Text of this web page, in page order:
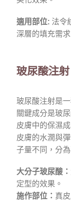
適用部位: 法令
深層的填充需求
玻尿酸注
玻尿酸注射是
關鍵成分是玻
皮膚中的保濕
皮膚的水潤與
子量不同，分
大分子玻尿酸：
定型的效果。
施作部位： 真